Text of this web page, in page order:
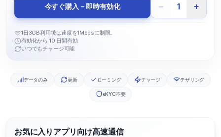
今すぐ購入 – 即時有効化 − 1 +
1日3GB利用後は速度を1Mbpsに制限。
有効化から 10 日間有効
いつでもチャージ可能
データのみ 更新 ローミング チャージ テザリング
eKYC不要
お気に入りアプリ向け高速通信